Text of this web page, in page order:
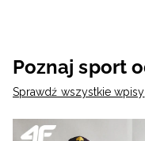
Poznaj sport
Sprawdź wszystkie wpisy